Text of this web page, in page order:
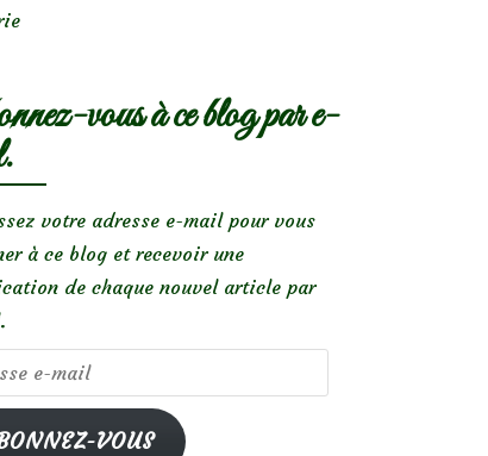
vous à ce blog par e-
votre adresse e-mail pour vous
à ce blog et recevoir une
de chaque nouvel article par
VOUS